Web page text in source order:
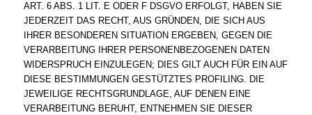
ART. 6 ABS. 1 LIT. E ODER F DSGVO ERFOLGT, HABEN SIE
JEDERZEIT DAS RECHT, AUS GRÜNDEN, DIE SICH AUS
IHRER BESONDEREN SITUATION ERGEBEN, GEGEN DIE
VERARBEITUNG IHRER PERSONENBEZOGENEN DATEN
WIDERSPRUCH EINZULEGEN; DIES GILT AUCH FÜR EIN AUF
DIESE BESTIMMUNGEN GESTÜTZTES PROFILING. DIE
JEWEILIGE RECHTSGRUNDLAGE, AUF DENEN EINE
VERARBEITUNG BERUHT, ENTNEHMEN SIE DIESER